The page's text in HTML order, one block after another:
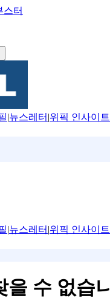
스터
|뉴스레터 |위픽 인사이
|뉴스레터 |위픽 인사이
을 수 없습